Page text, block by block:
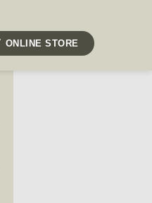
ONLINE STORE